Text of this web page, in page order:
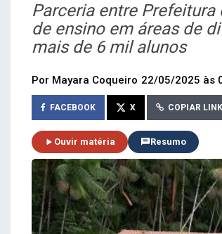
Parceria entre
de ensino em áreas de
mais de 6 mil alunos
Por Mayara Coqueiro 22/05/2025 às
FACEBOOK X COPIAR LINK
Ouvir matéria Resumo